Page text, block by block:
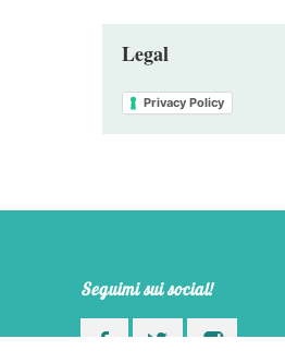
Legal
Privacy Policy
Seguimi sui social!